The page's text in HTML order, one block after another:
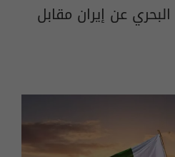
عن إيران مقابل